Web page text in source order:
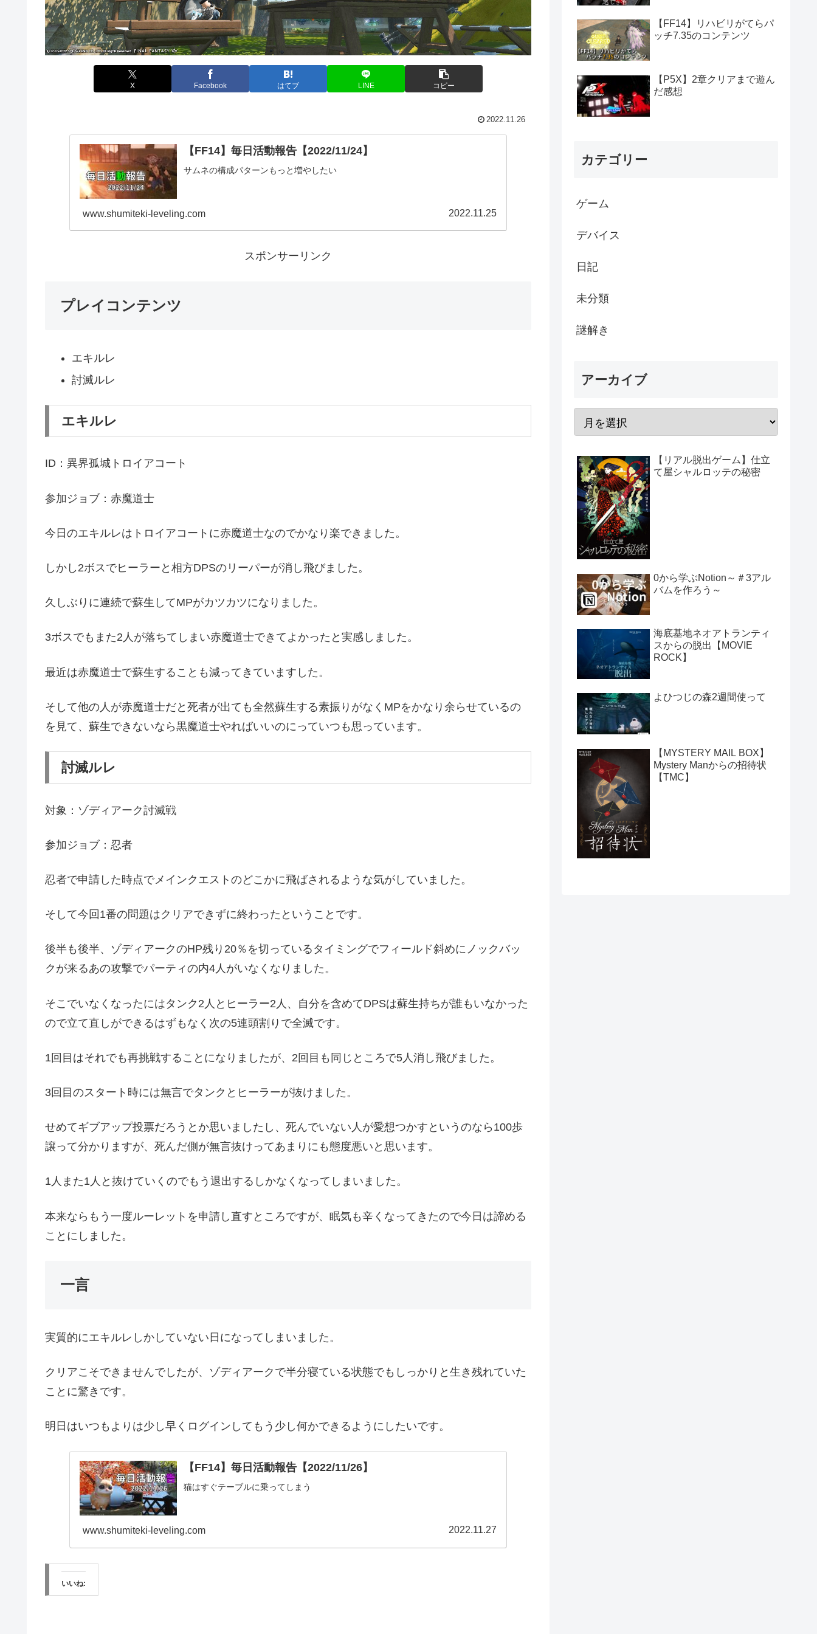
X Facebook はてブ LINE コピー
2022.11.26
【FF14】毎日活動報告【2022/11/24】
サムネの構成パターンもっと増やしたい
www.shumiteki-leveling.com 2022.11.25
スポンサーリンク
プレイコンテンツ
エキルレ
討滅ルレ
エキルレ
ID：異界孤城トロイアコート
参加ジョブ：赤魔道士
今日のエキルレはトロイアコートに赤魔道士なのでかなり楽できました。
しかし2ボスでヒーラーと相方DPSのリーパーが消し飛びました。
久しぶりに連続で蘇生してMPがカツカツになりました。
3ボスでもまた2人が落ちてしまい赤魔道士できてよかったと実感しました。
最近は赤魔道士で蘇生することも減ってきていますした。
そして他の人が赤魔道士だと死者が出ても全然蘇生する素振りがなくMPをかなり余らせているの
を見て、蘇生できないなら黒魔道士やればいいのにっていつも思っています。
討滅ルレ
対象：ゾディアーク討滅戦
参加ジョブ：忍者
忍者で申請した時点でメインクエストのどこかに飛ばされるような気がしていました。
そして今回1番の問題はクリアできずに終わったということです。
後半も後半、ゾディアークのHP残り20％を切っているタイミングでフィールド斜めにノックバッ
クが来るあの攻撃でパーティの内4人がいなくなりました。
そこでいなくなったにはタンク2人とヒーラー2人、自分を含めてDPSは蘇生持ちが誰もいなかった
ので立て直しができるはずもなく次の5連頭割りで全滅です。
1回目はそれでも再挑戦することになりましたが、2回目も同じところで5人消し飛びました。
3回目のスタート時には無言でタンクとヒーラーが抜けました。
せめてギブアップ投票だろうとか思いましたし、死んでいない人が愛想つかすというのなら100歩
譲って分かりますが、死んだ側が無言抜けってあまりにも態度悪いと思います。
1人また1人と抜けていくのでもう退出するしかなくなってしまいました。
本来ならもう一度ルーレットを申請し直すところですが、眠気も辛くなってきたので今日は諦める
ことにしました。
一言
実質的にエキルレしかしていない日になってしまいました。
クリアこそできませんでしたが、ゾディアークで半分寝ている状態でもしっかりと生き残れていた
ことに驚きです。
明日はいつもよりは少し早くログインしてもう少し何かできるようにしたいです。
【FF14】毎日活動報告【2022/11/26】
猫はすぐテーブルに乗ってしまう
www.shumiteki-leveling.com 2022.11.27
いいね:
【FF14】リハビリがてらパ
ッチ7.35のコンテンツ
【P5X】2章クリアまで遊ん
だ感想
カテゴリー
ゲーム
デバイス
日記
未分類
謎解き
アーカイブ
【リアル脱出ゲーム】仕立
て屋シャルロッテの秘密
0から学ぶNotion～＃3アル
バムを作ろう～
海底基地ネオアトランティ
スからの脱出【MOVIE
ROCK】
よひつじの森2週間使って
【MYSTERY MAIL BOX】
Mystery Manからの招待状
【TMC】